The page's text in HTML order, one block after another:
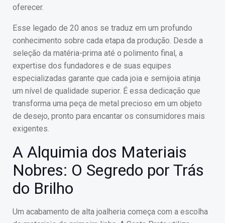
oferecer.
Esse legado de 20 anos se traduz em um profundo
conhecimento sobre cada etapa da produção. Desde a
seleção da matéria-prima até o polimento final, a
expertise dos fundadores e de suas equipes
especializadas garante que cada joia e semijoia atinja
um nível de qualidade superior. É essa dedicação que
transforma uma peça de metal precioso em um objeto
de desejo, pronto para encantar os consumidores mais
exigentes.
A Alquimia dos Materiais
Nobres: O Segredo por Trás
do Brilho
Um acabamento de alta joalheria começa com a escolha